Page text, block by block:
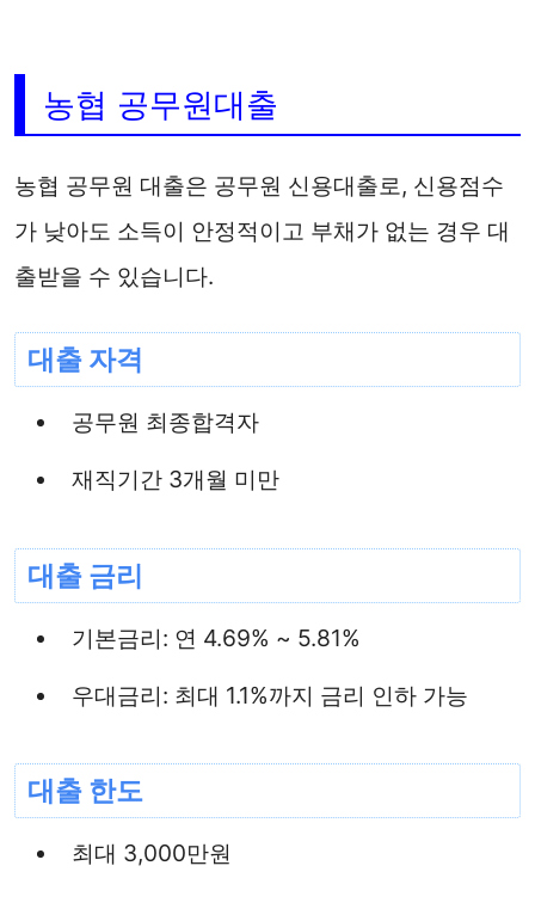
농협 공무원대출
농협 공무원 대출은 공무원 신용대출로, 신용점수
가 낮아도 소득이 안정적이고 부채가 없는 경우 대
출받을 수 있습니다.
대출 자격
공무원 최종합격자
재직기간 3개월 미만
대출 금리
기본금리: 연 4.69% ~ 5.81%
우대금리: 최대 1.1%까지 금리 인하 가능
대출 한도
최대 3,000만원